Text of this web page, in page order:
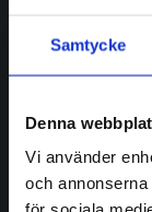
Samtycke
Denna
Vi använder
och
vissa
tre stora
De för en